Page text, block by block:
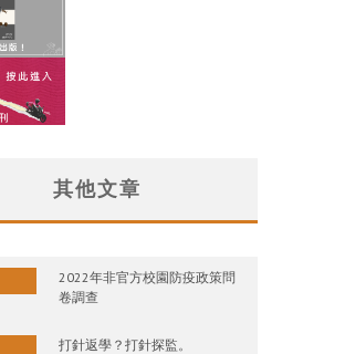
其他文章
2022年非官方校園防疫政策問
卷調查
打針返學？打針探監。